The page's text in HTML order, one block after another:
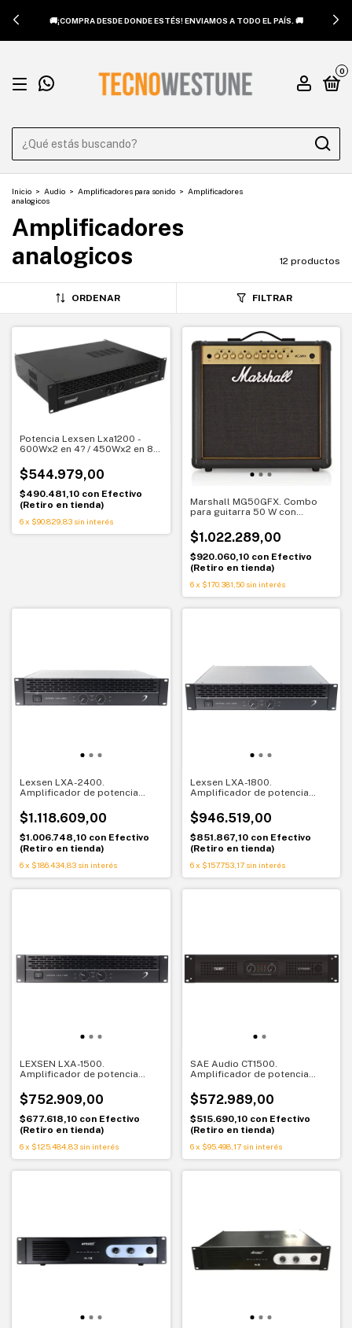
🚚¡COMPRA DESDE DONDE ESTÉS! ENVIAMOS A TODO EL PAÍS. 🚚
0
Inicio > Audio > Amplificadores para sonido > Amplificadores
analogicos
Amplificadores
analogicos
12 productos
ORDENAR FILTRAR
Potencia Lexsen Lxa1200 -
600Wx2 en 4? / 450Wx2 en 8?
$544.979,00
$490.481,10 con Efectivo
(Retiro en tienda)
6x $90.829,83 sin interés
Marshall MG50GFX. Combo
para guitarra 50 W con
$1.022.289,00
$920.060,10 con Efectivo
(Retiro en tienda)
6 x $170.381,50 sin interés
Lexsen LXA-2400.
Amplificador de potencia
potencia y control
$1.118.609,00
$1.006.748,10 con Efectivo
(Retiro en tienda)
6x $186.434,83 sin interés
Lexsen LXA-1800.
Amplificador de potencia
Potencia confiable para
grandes sistemas
$946.519,00
$851.867,10 con Efectivo
(Retiro en tienda)
6 x $157.753,17 sin interés
LEXSEN LXA-1500.
Amplificador de potencia
Rendimiento sólido y
confiable
$752.909,00
$677.618,10 con Efectivo
(Retiro en tienda)
6x $125.484,83 sin interés
SAE Audio CT1500.
Amplificador de potencia
$572.989,00
$515.690,10 con Efectivo
(Retiro en tienda)
6 x $95.498,17 sin interés